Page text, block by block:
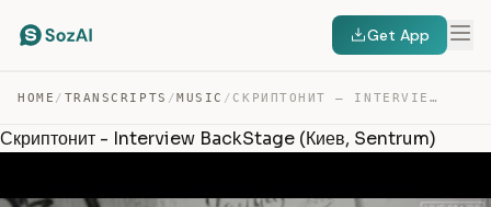
Get App
HOME / TRANSCRIPTS /MUSIC / СКРИПТОНИТ – INTERVIEW BACKSTAGE (КИЕВ, SENTRUM) — TRANSCRIPT
Скриптонит - Interview BackStage (Киев, Sentrum)